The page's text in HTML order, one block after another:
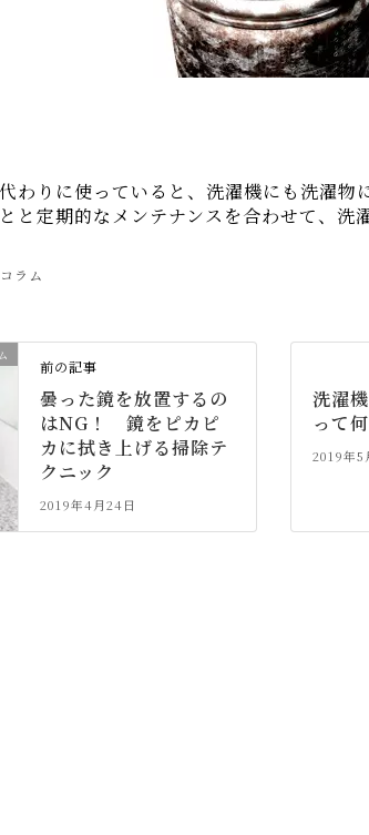
わりに使っていると、洗濯機にも洗濯物
と定期的なメンテナンスを合わせて、洗
コラム
前の記事
曇った鏡を放置するの
はNG！ 鏡をピカピ
カに拭き上げる掃除テ
クニック
2019年4月24日
洗濯
って
2019年5